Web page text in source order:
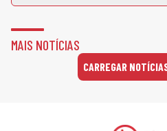
MAIS NOTÍCIAS
CARREGAR